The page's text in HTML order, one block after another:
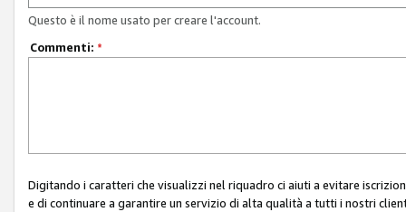
Questo è il nome usato per creare l'account.
Commenti: *
Digitando i caratteri che visualizzi nel riquadro ci aiuti a evitare
e di continuare a garantire un servizio di alta qualità a tutti i nostri